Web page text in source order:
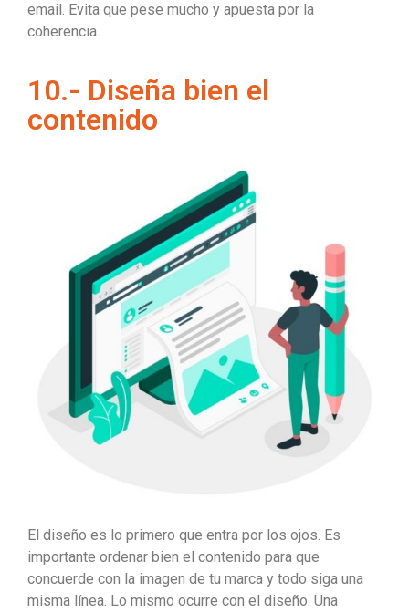
email. Evita que pese mucho y apuesta por la
coherencia.
10.- Diseña bien el
contenido
El diseño es lo primero que entra por los ojos. Es
importante ordenar bien el contenido para que
concuerde con la imagen de tu marca y todo siga una
misma línea. Lo mismo ocurre con el diseño. Una